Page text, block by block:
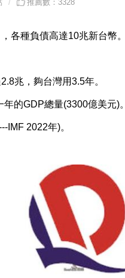
推薦數：3328
各種負債高達10兆新台幣。
兆，夠台灣用3.5年。
的GDP總量(3300億美元)。
IMF 2022年)。